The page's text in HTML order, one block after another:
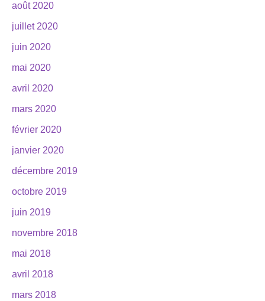
août 2020
juillet 2020
juin 2020
mai 2020
avril 2020
mars 2020
février 2020
janvier 2020
décembre 2019
octobre 2019
juin 2019
novembre 2018
mai 2018
avril 2018
mars 2018